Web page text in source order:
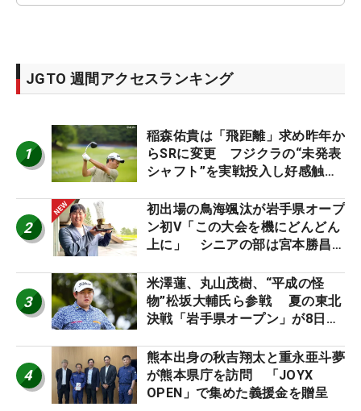
JGTO 週間アクセスランキング
1
稲森佑貴は「飛距離」求め昨年か
らSRに変更 フジクラの“未発表
シャフト”を実戦投入し好感触
ーのヒトネタ！】
2
初出場の鳥海颯汰が岩手県オープ
ン初V「この大会を機にどんどん
上に」 シニアの部は宮本勝昌が
3
米澤蓮、丸山茂樹、“平成の怪
物”松坂大輔氏ら参戦 夏の東北
決戦「岩手県オープン」が8日開
4
熊本出身の秋吉翔太と重永亜斗夢
が熊本県庁を訪問 「JOYX
OPEN」で集めた義援金を贈呈